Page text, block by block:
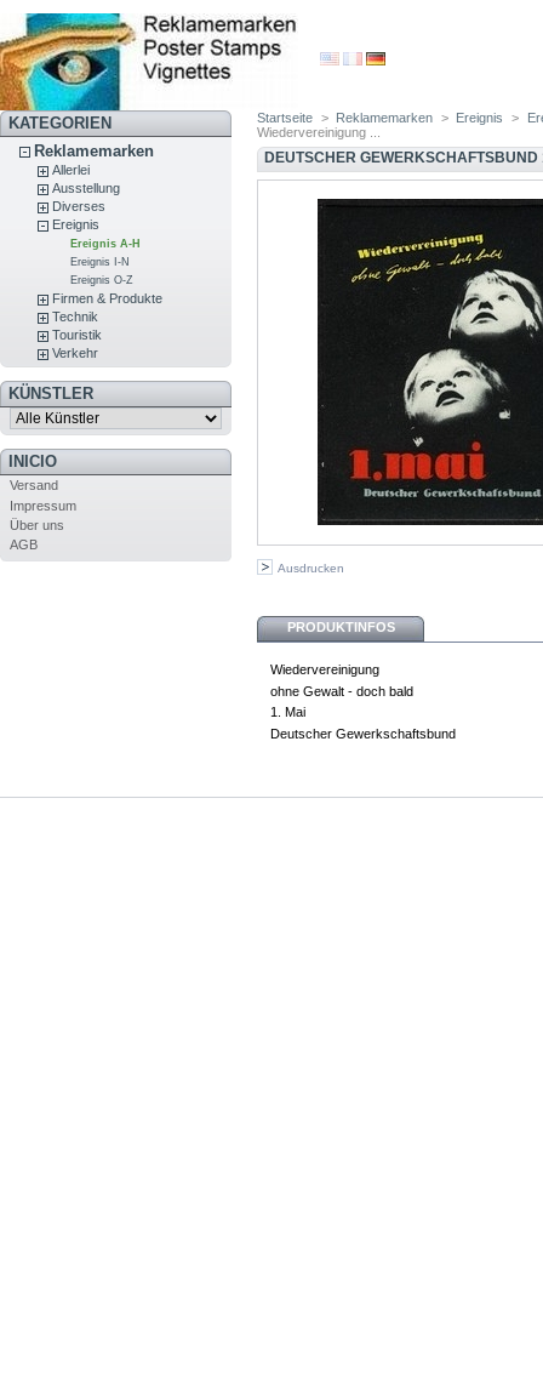
KATEGORIEN
Reklamemarken
Allerlei
Ausstellung
Diverses
Ereignis
Ereignis A-H
Ereignis I-N
Ereignis O-Z
Firmen & Produkte
Technik
Touristik
Verkehr
KÜNSTLER
INICIO
Versand
Impressum
Über uns
AGB
Startseite > Reklamemarken > Ereignis >
Wiedervereinigung ...
DEUTSCHER
Ausdrucken
PRODUKTINFOS
Wiedervereinigung
ohne Gewalt - doch bald
1. Mai
Deutscher Gewerkschaftsbund